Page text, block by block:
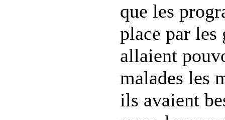
que les
place par les
allaient
malades les
ils avaient